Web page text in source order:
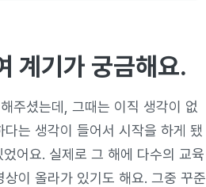
계기가 궁금해요.
주셨는데, 그때는 이직 생각이 없
는 생각이 들어서 시작을 하게 됐
어요. 실제로 그 해에 다수의 교육
이 올라가 있기도 해요. 그중 꾸준